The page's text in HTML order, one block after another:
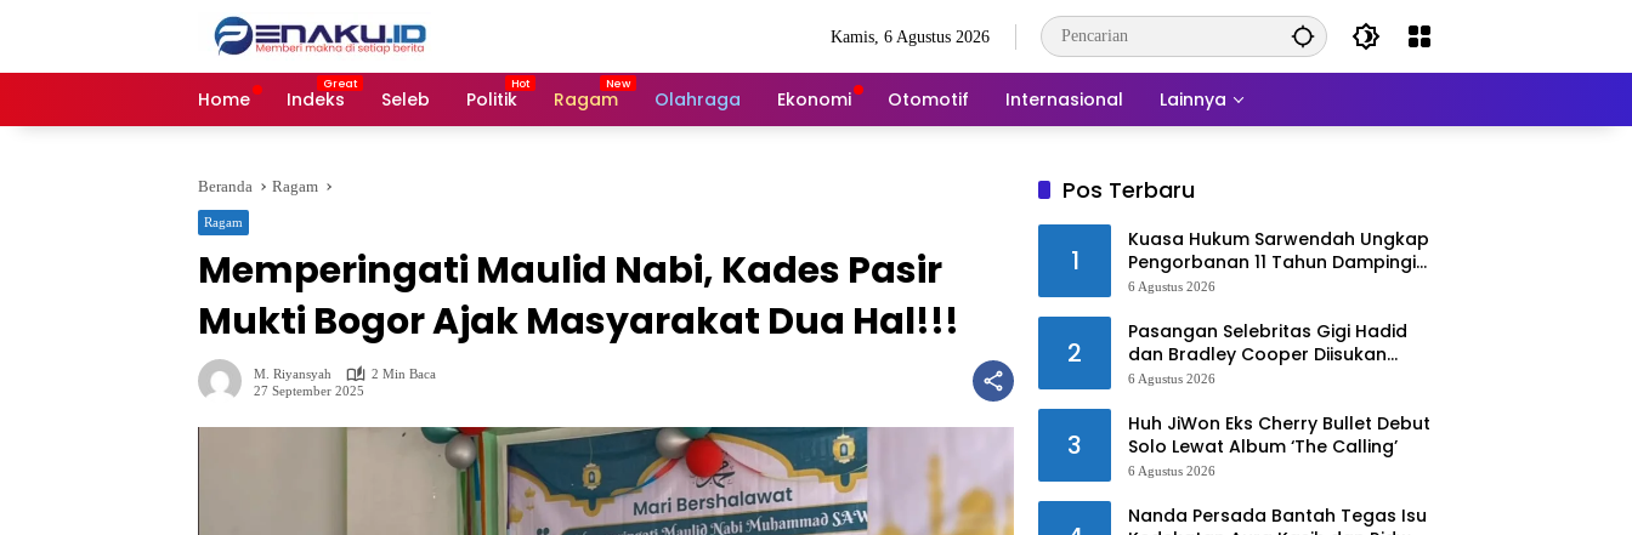
Kamis, 6 Agustus 2026
Home Indeks Seleb Politik Ragam Olahraga Ekonomi Otomotif Internasional Lainnya
Beranda Ragam
Ragam
Memperingati Maulid Nabi, Kades Pasir
Mukti Bogor Ajak Masyarakat Dua Hal!!!
M. Riyansyah
2 Min Baca
27 September 2025
Pos Terbaru
1
Kuasa Hukum Sarwendah Ungkap
Pengorbanan 11 Tahun Dampingi
Ruben Onsu Saat Sakit
6 Agustus 2026
2
Pasangan Selebritas Gigi Hadid
dan Bradley Cooper Diisukan
Menikah di Paris
6 Agustus 2026
3
Huh JiWon Eks Cherry Bullet Debut
Solo Lewat Album ‘The Calling’
6 Agustus 2026
Nanda Persada Bantah Tegas Isu